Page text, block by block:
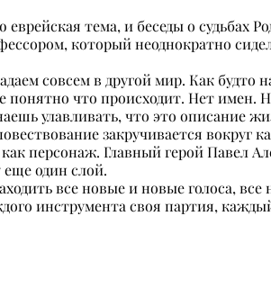
тема, и беседы о судьбах
который неоднократно
совсем в другой мир. Как
понятно что происходит. Нет
улавливать, что это описание
закручивается вокруг
персонаж. Главный герой Павел
еще один слой.
все новые и новые голоса,
инструмента своя партия,